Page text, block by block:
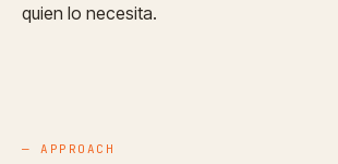
quien lo necesita.
— APPROACH